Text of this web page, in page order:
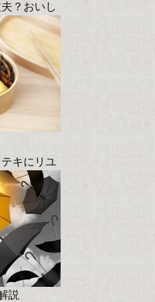
？おいし
キにリユ
説